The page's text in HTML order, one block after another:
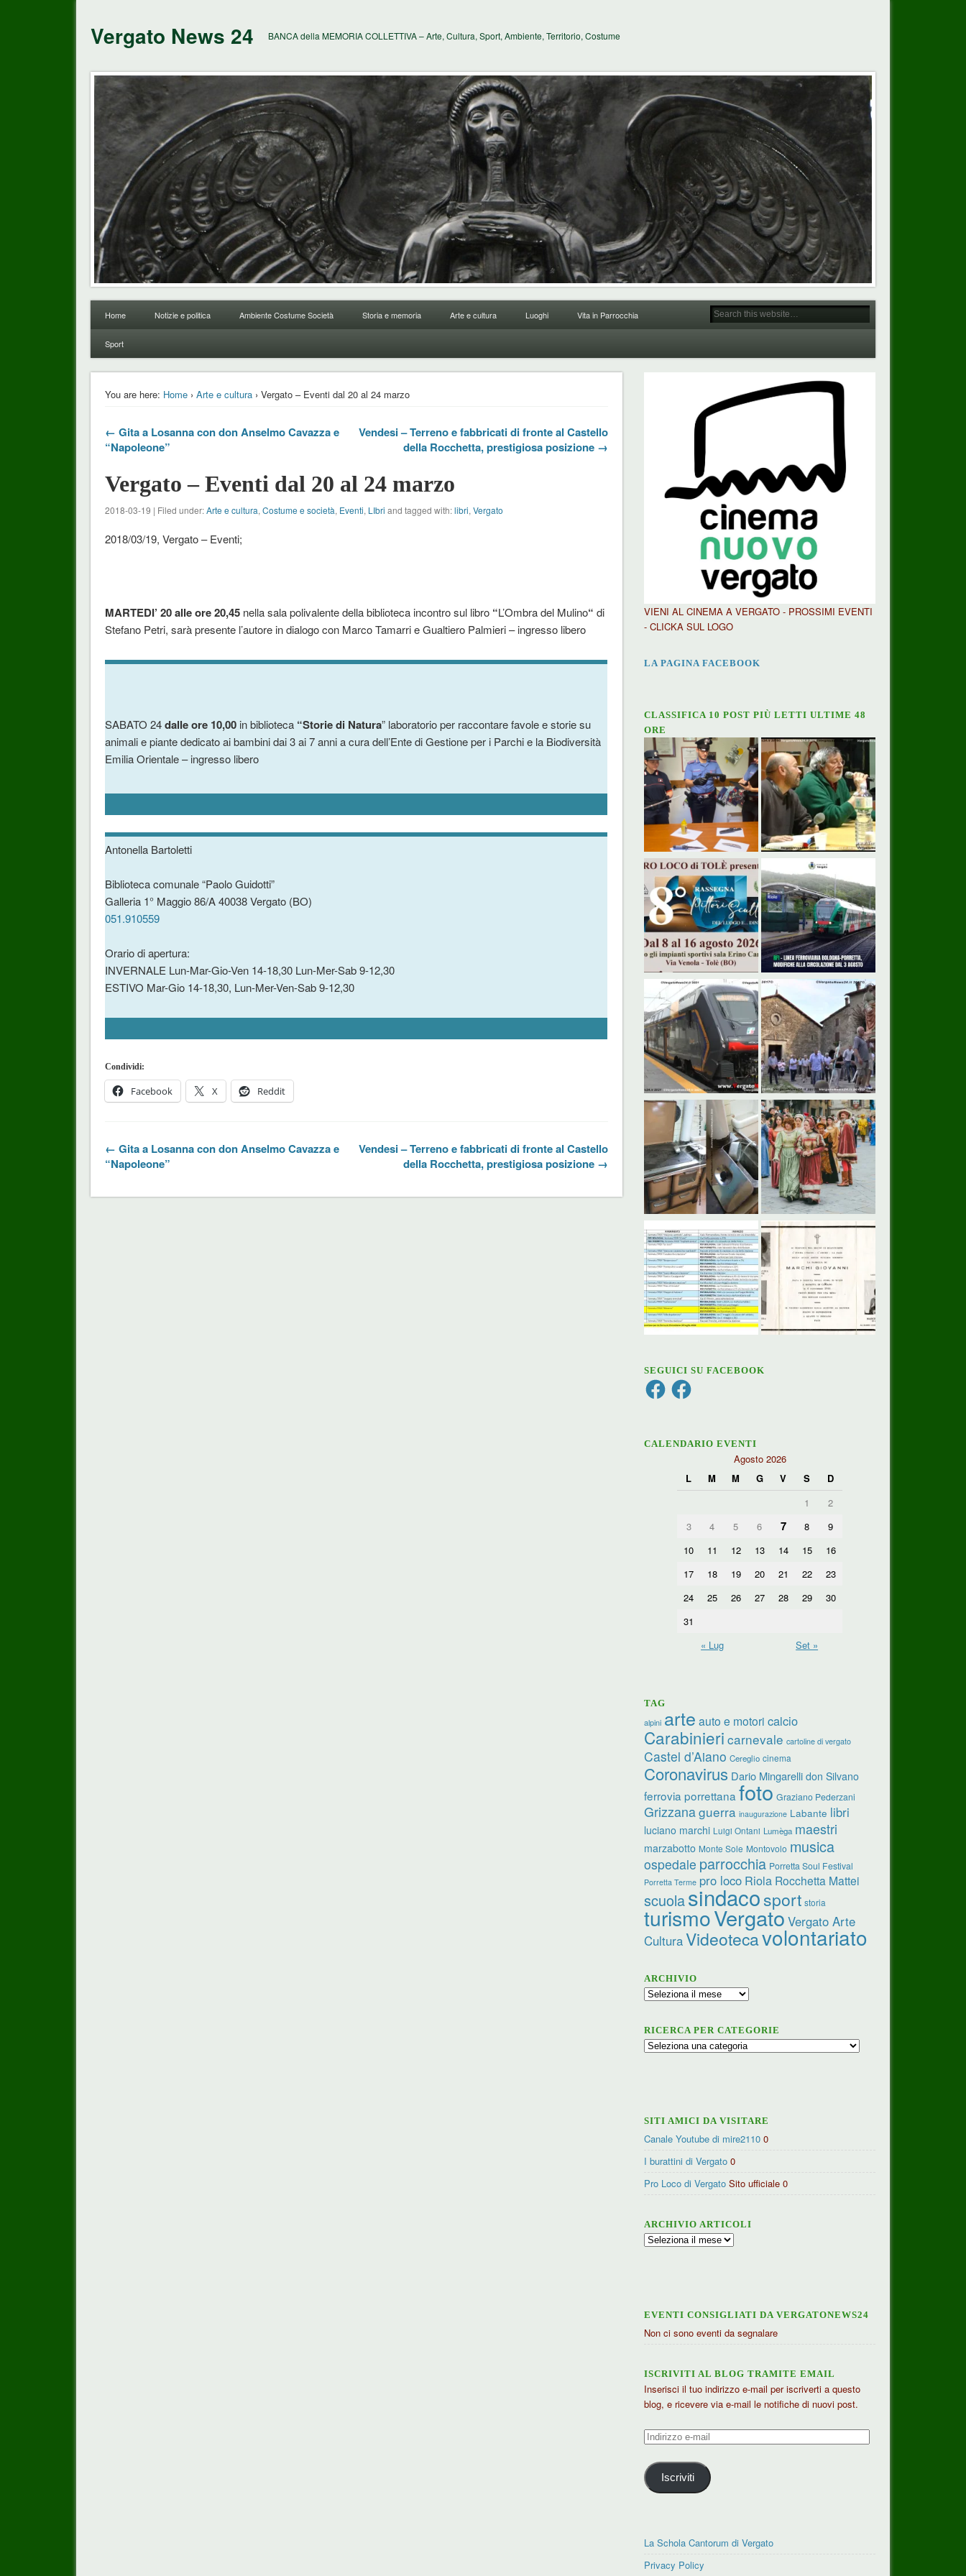
Vergato News 24 BANCA della MEMORIA COLLETTIVA – Arte, Cultura, Sport, Ambiente, Territorio, Costume
Home Notizie e politica Ambiente Costume Società Storia e memoria Arte e cultura Luoghi Vita in Parrocchia
Sport
You are here: Home› Arte e cultura› Vergato – Eventi dal 20 al 24 marzo
← Gita a Losanna con don Anselmo Cavazza e
“Napoleone”
Vendesi – Terreno e fabbricati di fronte al Castello
della Rocchetta, prestigiosa posizione →
Vergato – Eventi dal 20 al 24 marzo
2018-03-19 | Filed under:Arte e cultura, Costume e società, Eventi, LIbri and tagged with:libri, Vergato
2018/03/19, Vergato – Eventi;
MARTEDI’ 20 alle ore 20,45nella sala polivalente della biblioteca incontro sul libro “L’Ombra del Mulino“ di
Stefano Petri, sarà presente l’autore in dialogo con Marco Tamarri e Gualtiero Palmieri – ingresso libero
SABATO 24dalle ore 10,00in biblioteca “Storie di Natura” laboratorio per raccontare favole e storie su
animali e piante dedicato ai bambini dai 3 ai 7 anni a cura dell’Ente di Gestione per i Parchi e la Biodiversità
Emilia Orientale – ingresso libero
Antonella Bartoletti
Biblioteca comunale “Paolo Guidotti”
Galleria 1° Maggio 86/A 40038 Vergato (BO)
051.910559
Orario di apertura:
INVERNALE Lun-Mar-Gio-Ven 14-18,30 Lun-Mer-Sab 9-12,30
ESTIVO Mar-Gio 14-18,30, Lun-Mer-Ven-Sab 9-12,30
Condividi:
Facebook X Reddit
← Gita a Losanna con don Anselmo Cavazza e
“Napoleone”
Vendesi – Terreno e fabbricati di fronte al Castello
della Rocchetta, prestigiosa posizione →
VIENI AL CINEMA A VERGATO - PROSSIMI EVENTI
- CLICKA SUL LOGO
LA PAGINA FACEBOOK
CLASSIFICA 10 POST PIÙ LETTI ULTIME 48
ORE
SEGUICI SU FACEBOOK
FacebookFacebook
CALENDARIO EVENTI
Agosto 2026
L
M M G V S
D
1
2
3
4 5 6 7 8
9
10
11 12 13 14 15
16
17
18 19 20 21 22
23
24
25 26 27 28 29
30
31
« Lug
Set »
TAG
alpini arte auto e motori calcio
Carabinieri carnevale cartoline di vergato
Castel d’Aiano Cereglio cinema
Coronavirus Dario Mingarelli don Silvano
ferrovia porrettana foto Graziano Pederzani
Grizzanaguerra inaugurazione Labante libri
luciano marchi Luigi Ontani Lumèga maestri
marzabotto Monte Sole Montovolo musica
ospedale parrocchia Porretta Soul Festival
Porretta Terme pro loco Riola Rocchetta Mattei
scuolasindacosport storia
turismoVergato Vergato Arte
CulturaVideotecavolontariato
ARCHIVIO
Archivio
RICERCA PER CATEGORIE
Ricerca
SITI AMICI DA VISITARE
Canale Youtube di mire2110 0
I burattini di Vergato 0
Pro Loco di Vergato Sito ufficiale 0
ARCHIVIO ARTICOLI
Archivio
EVENTI CONSIGLIATI DA VERGATONEWS24
Non ci sono eventi da segnalare
ISCRIVITI AL BLOG TRAMITE EMAIL
Inserisci il tuo indirizzo e-mail per iscriverti a questo
blog, e ricevere via e-mail le notifiche di nuovi post.
Indirizzo
mail
Iscriviti
La Schola Cantorum di Vergato
Privacy Policy